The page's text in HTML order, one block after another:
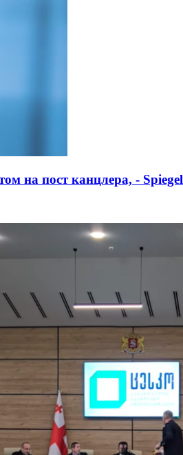
на пост канцлера, - Spiegel